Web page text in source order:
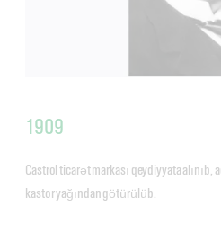
1909
Castrol ticarət markası qeydiyyata
kastor yağından götürülüb.